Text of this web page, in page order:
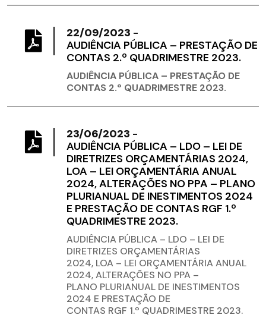
22/09/2023 -
AUDIÊNCIA PÚBLICA – PRESTAÇÃO DE
CONTAS 2.º QUADRIMESTRE 2023.
AUDIÊNCIA PÚBLICA – PRESTAÇÃO DE
CONTAS 2.º QUADRIMESTRE 2023.
23/06/2023 -
AUDIÊNCIA PÚBLICA – LDO – LEI DE
DIRETRIZES ORÇAMENTÁRIAS 2024,
LOA – LEI ORÇAMENTÁRIA ANUAL
2024, ALTERAÇÕES NO PPA – PLANO
PLURIANUAL DE INESTIMENTOS 2024
E PRESTAÇÃO DE CONTAS RGF 1.º
QUADRIMESTRE 2023.
AUDIÊNCIA PÚBLICA – LDO – LEI DE
DIRETRIZES ORÇAMENTÁRIAS
2024, LOA – LEI ORÇAMENTÁRIA ANUAL
2024, ALTERAÇÕES NO PPA –
PLANO PLURIANUAL DE INESTIMENTOS
2024 E PRESTAÇÃO DE
CONTAS RGF 1.º QUADRIMESTRE 2023.